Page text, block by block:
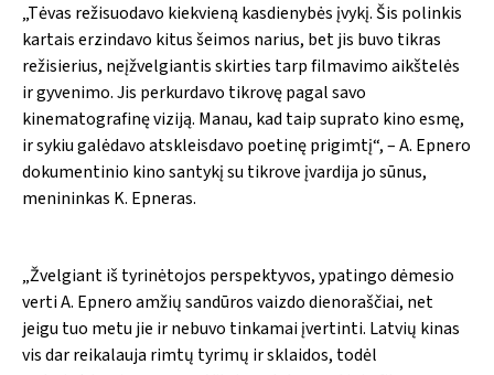
„Tėvas režisuodavo kiekvieną kasdienybės įvykį. Šis polinkis
kartais erzindavo kitus šeimos narius, bet jis buvo tikras
režisierius, neįžvelgiantis skirties tarp filmavimo aikštelės
ir gyvenimo. Jis perkurdavo tikrovę pagal savo
kinematografinę viziją. Manau, kad taip suprato kino esmę,
ir sykiu galėdavo atskleisdavo poetinę prigimtį“, – A. Epnero
dokumentinio kino santykį su tikrove įvardija jo sūnus,
menininkas K. Epneras.
„Žvelgiant iš tyrinėtojos perspektyvos, ypatingo dėmesio
verti A. Epnero amžių sandūros vaizdo dienoraščiai, net
jeigu tuo metu jie ir nebuvo tinkamai įvertinti. Latvių kinas
vis dar reikalauja rimtų tyrimų ir sklaidos, todėl